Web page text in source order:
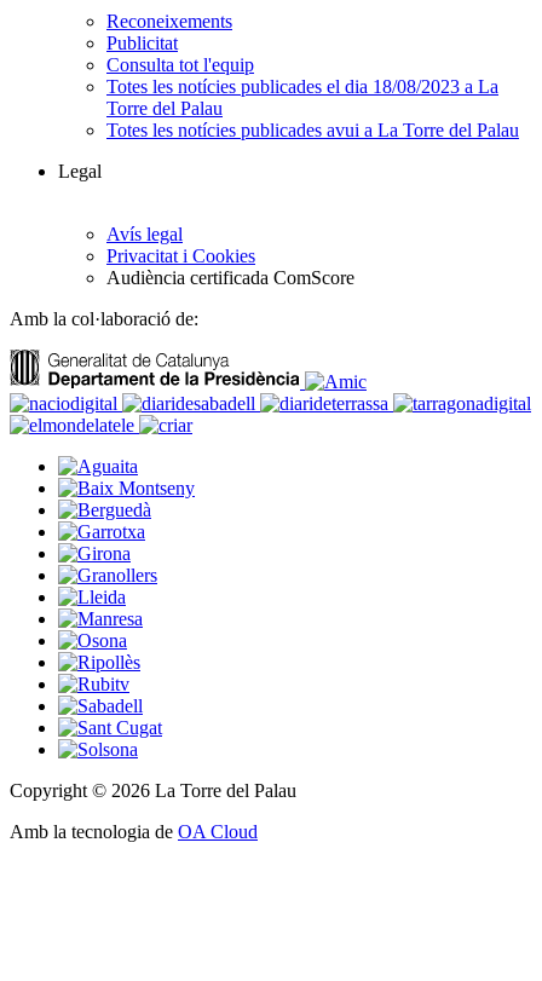
Reconeixements
Publicitat
Consulta tot l'equip
Totes les notícies publicades el dia 18/08/2023 a La
Torre del Palau
Totes les notícies publicades avui a La Torre del Palau
Legal
Avís legal
Privacitat i Cookies
Audiència certificada ComScore
Amb la col·laboració de:
Copyright © 2026 La Torre del Palau
Amb la tecnologia de OA Cloud